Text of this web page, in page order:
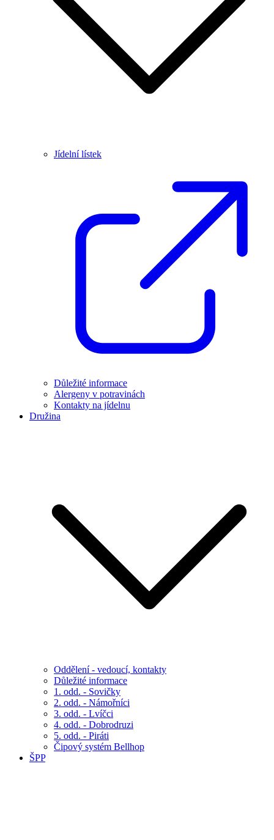
Jídelní lístek
Důležité informace
Alergeny v potravinách
Kontakty na jídelnu
Družina
Oddělení - vedoucí, kontakty
Důležité informace
1. odd. - Sovičky
2. odd. - Námořníci
3. odd. - Lvíčci
4. odd. - Dobrodruzi
5. odd. - Piráti
Čipový systém Bellhop
ŠPP